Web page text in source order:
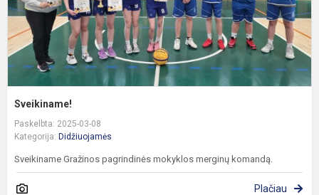
Sveikiname!
Paskelbta: 2025-03-08
Kategorija: Didžiuojamės
Sveikiname Gražinos pagrindinės mokyklos merginų komandą.
Plačiau